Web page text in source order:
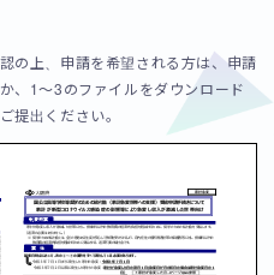
の上、申請を希望される方は、申請
、1～3のファイルをダウンロード
提出ください。